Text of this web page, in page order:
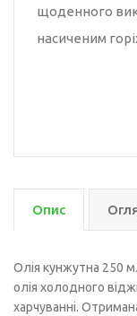
щоденного
насиченим
Опис
Олія кунжутна 250
олія холодного
харчуванні.